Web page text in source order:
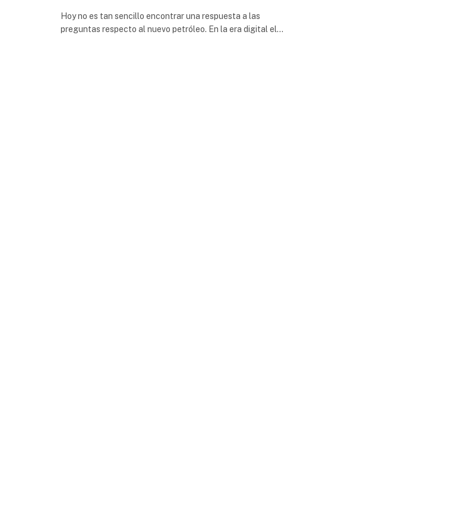
Hoy no es tan sencillo encontrar una respuesta a las
preguntas respecto al nuevo petróleo. En la era digital el…